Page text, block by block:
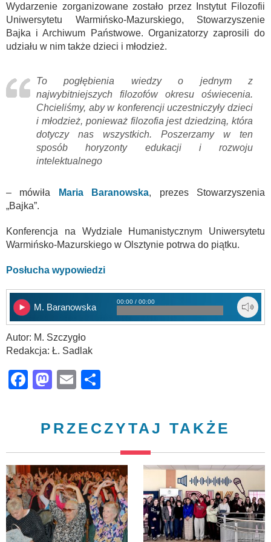
Wydarzenie zorganizowane zostało przez Instytut Filozofii
Uniwersytetu Warmińsko-Mazurskiego, Stowarzyszenie
Bajka i Archiwum Państwowe. Organizatorzy zaprosili do
udziału w nim także dzieci i młodzież.
To pogłębienia wiedzy o jednym z
najwybitniejszych filozofów okresu oświecenia.
Chcieliśmy, aby w konferencji uczestniczyły dzieci
i młodzież, ponieważ filozofia jest dziedziną, która
dotyczy nas wszystkich. Poszerzamy w ten
sposób horyzonty edukacji i rozwoju
intelektualnego
– mówiła Maria Baranowska, prezes Stowarzyszenia
„Bajka”.
Konferencja na Wydziale Humanistycznym Uniwersytetu
Warmińsko-Mazurskiego w Olsztynie potrwa do piątku.
Posłucha wypowiedzi
M. Baranowska
00:00 / 00:00
Autor: M. Szczygło
Redakcja: Ł. Sadlak
Facebook
Mastodon
Email
PRZECZYTAJ TAKŻE